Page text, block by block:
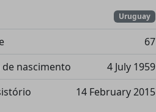
Uruguay
67
de nascimento
4 July 1959
14 February 2015